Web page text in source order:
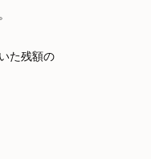
た残額の